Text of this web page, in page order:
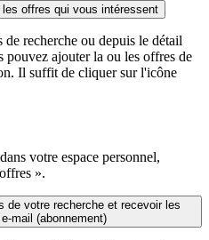
offres qui vous intéressent
de recherche ou depuis le détail
pouvez ajouter la ou les offres de
Il suffit de cliquer sur l'icône
votre espace personnel,
».
de votre recherche et recevoir les
mail (abonnement)